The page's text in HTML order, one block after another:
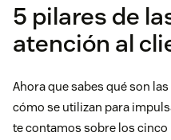
5 pilares de
atención al
Ahora que sabes quéson
cómo se utilizan para
te contamos sobre los